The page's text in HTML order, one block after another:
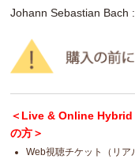
Johann Sebastian Bach
＜Live & Online Hybrid
の方＞
Web視聴チケット（リア